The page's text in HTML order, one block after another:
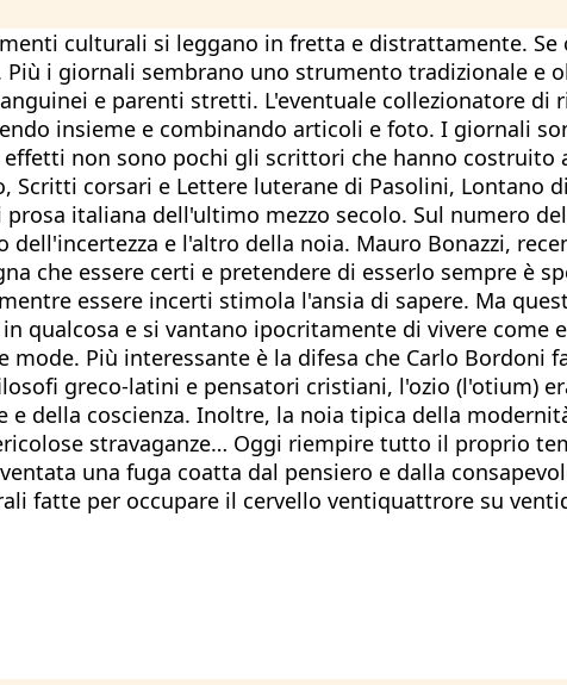
culturali si leggano in fretta e distrattamente.
i giornali sembrano uno strumento tradizionale e
e parenti stretti. L'eventuale collezionatore
insieme e combinando articoli e foto. I giornali
non sono pochi gli scrittori che hanno
Scritti corsari e Lettere luterane di Pasolini, Lontano
italiana dell'ultimo mezzo secolo. Sul numero
e l'altro della noia. Mauro Bonazzi,
che essere certi e pretendere di esserlo sempre è
essere incerti stimola l'ansia di sapere. Ma
qualcosa e si vantano ipocritamente di vivere
Più interessante è la difesa che Carlo Bordoni
greco-latini e pensatori cristiani, l'ozio (l'otium)
della coscienza. Inoltre, la noia tipica della
stravaganze… Oggi riempire tutto il proprio
una fuga coatta dal pensiero e dalla
fatte per occupare il cervello ventiquattrore su